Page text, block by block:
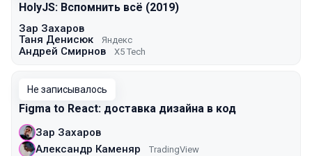
HolyJS: Вспомнить всё (2019)
Зар Захаров
Таня Денисюк
Яндекс
Андрей Смирнов X5 Tech
Не записывалось
Figma to React: доставка дизайна в код
Зар Захаров
Александр Каменяр
TradingView